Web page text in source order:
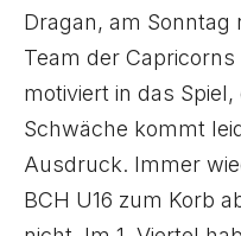
Dragan, am Sonntag
Team der
motiviert in das
Schwäche kommt
Ausdruck. Immer
BCH U16 zum Korb